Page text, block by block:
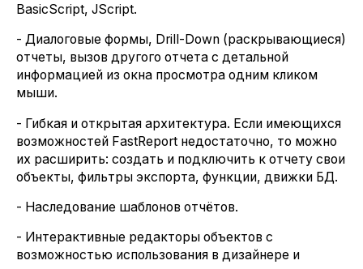
BasicScript, JScript.
- Диалоговые формы, Drill-Down (раскрывающиеся)
отчеты, вызов другого отчета с детальной
информацией из окна просмотра одним кликом
мыши.
- Гибкая и открытая архитектура. Если имеющихся
возможностей FastReport недостаточно, то можно
их расширить: создать и подключить к отчету свои
объекты, фильтры экспорта, функции, движки БД.
- Наследование шаблонов отчётов.
- Интерактивные редакторы объектов с
возможностью использования в дизайнере и